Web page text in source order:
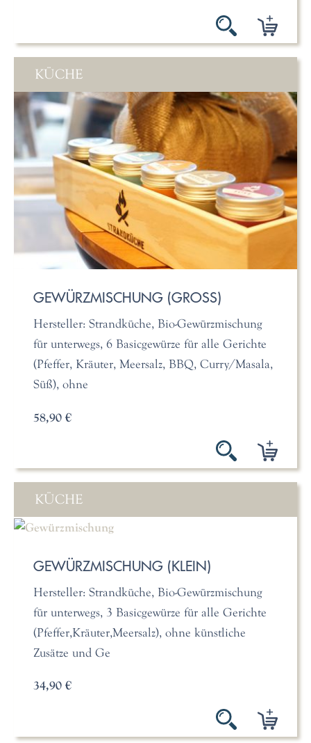
KÜCHE
GEWÜRZMISCHUNG (GROSS)
Hersteller: Strandküche, Bio-Gewürzmischung
für unterwegs, 6 Basicgewürze für alle Gerichte
(Pfeffer, Kräuter, Meersalz, BBQ, Curry/Masala,
Süß), ohne
58,90 €
KÜCHE
GEWÜRZMISCHUNG (KLEIN)
Hersteller: Strandküche, Bio-Gewürzmischung
für unterwegs, 3 Basicgewürze für alle Gerichte
(Pfeffer,Kräuter,Meersalz), ohne künstliche
Zusätze und Ge
34,90 €